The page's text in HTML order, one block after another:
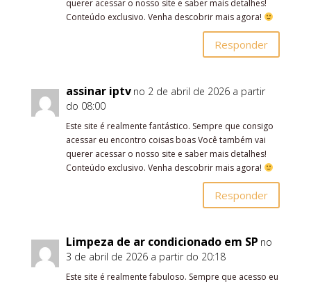
querer acessar o nosso site e saber mais detalhes!
Conteúdo exclusivo. Venha descobrir mais agora!
Responder
assinar iptv no 2 de abril de 2026 a partir
do 08:00
Este site é realmente fantástico. Sempre que consigo
acessar eu encontro coisas boas Você também vai
querer acessar o nosso site e saber mais detalhes!
Conteúdo exclusivo. Venha descobrir mais agora!
Responder
Limpeza de ar condicionado em SP no
3 de abril de 2026 a partir do 20:18
Este site é realmente fabuloso. Sempre que acesso eu